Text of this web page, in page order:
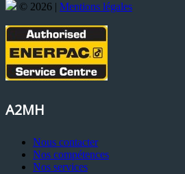
© 2026 | Mentions légales
A2MH
Nous contacter
Nos compétences
Nos services